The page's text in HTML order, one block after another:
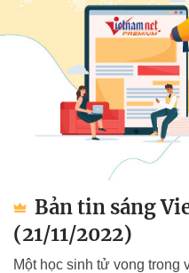
Bản tin sáng
(21/11/2022)
Một học sinh tử vong trong